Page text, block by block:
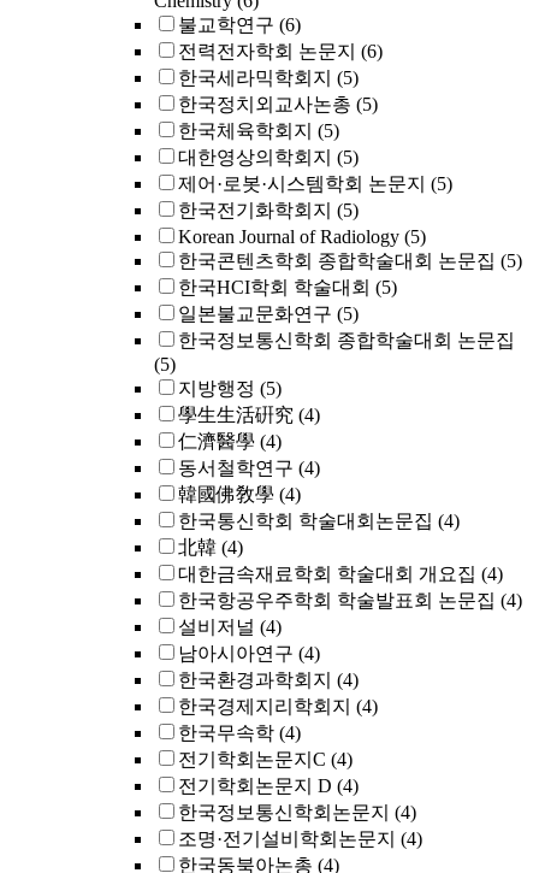
불교학연구 (6)
전력전자학회 논문지 (6)
한국세라믹학회지 (5)
한국정치외교사논총 (5)
한국체육학회지 (5)
대한영상의학회지 (5)
제어·로봇·시스템학회 논문지 (5)
한국전기화학회지 (5)
Korean Journal of Radiology (5)
한국콘텐츠학회 종합학술대회 논문집 (5)
한국HCI학회 학술대회 (5)
일본불교문화연구 (5)
한국정보통신학회 종합학술대회 논문집
(5)
지방행정 (5)
學生生活硏究 (4)
仁濟醫學 (4)
동서철학연구 (4)
韓國佛敎學 (4)
한국통신학회 학술대회논문집 (4)
北韓 (4)
대한금속재료학회 학술대회 개요집 (4)
한국항공우주학회 학술발표회 논문집 (4)
설비저널 (4)
남아시아연구 (4)
한국환경과학회지 (4)
한국경제지리학회지 (4)
한국무속학 (4)
전기학회논문지C (4)
전기학회논문지 D (4)
한국정보통신학회논문지 (4)
조명·전기설비학회논문지 (4)
한국동북아논총 (4)